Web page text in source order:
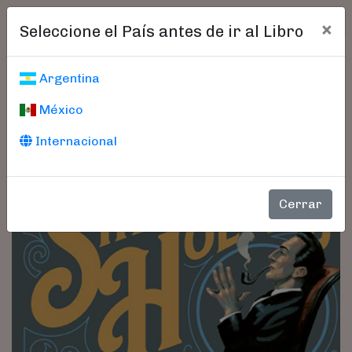
Seleccione el País antes de ir al Libro ×
Argentina
México
Internacional
Cerrar